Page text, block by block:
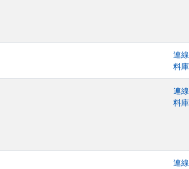
連
料庫
連
料庫
連